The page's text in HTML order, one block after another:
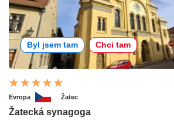
Byl jsem tam Chci tam
Evropa Žatec
Žatecká synagoga